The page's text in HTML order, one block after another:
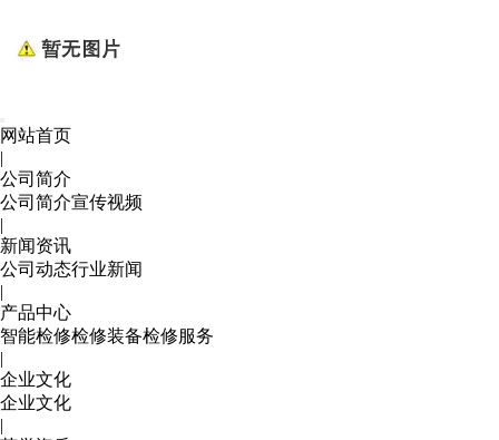
网站首页
|
公司简介
公司简介宣传视频
|
新闻资讯
公司动态行业新闻
|
产品中心
智能检修检修装备检修服务
|
企业文化
企业文化
|